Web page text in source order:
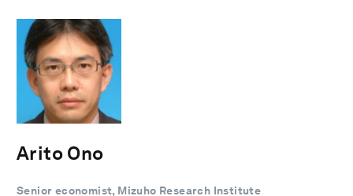
Arito Ono
Senior economist, Mizuho Research Institute